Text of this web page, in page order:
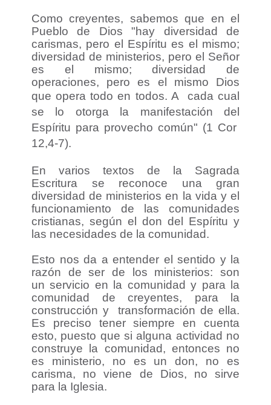
Como creyentes, sabemos que en el
Pueblo de Dios "hay diversidad de
carismas, pero el Espíritu es el mismo;
diversidad de ministerios, pero el Señor
es el mismo; diversidad de
operaciones, pero es el mismo Dios
que opera todo en todos. A
cada cual
se lo otorga la manifestación del
Espíritu para provecho común" (1 Cor
12,4-7).
En varios textos de la Sagrada
Escritura se reconoce una gran
diversidad de ministerios en la vida y el
funcionamiento de las comunidades
cristianas, según el don del Espíritu y
las necesidades de la comunidad.
Esto nos da a entender el sentido y la
razón de ser de los ministerios: son
un servicio en la comunidad y para la
comunidad de creyentes, para la
construcción y transformación de ella.
Es preciso tener siempre en cuenta
esto, puesto que si alguna actividad no
construye la comunidad, entonces no
es ministerio, no es un don, no es
carisma, no viene de Dios, no sirve
para la Iglesia.